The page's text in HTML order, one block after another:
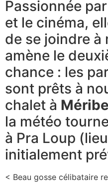
Passionnée
et le cinéma,
de se joindre à
amène le
chance : les
sont prêts à
chalet à
la météo
à Pra Loup
initialement
< Beau gosse célibataire